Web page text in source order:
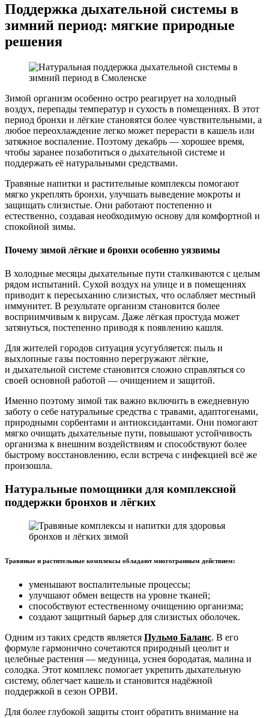
Поддержка дыхательной системы в
зимний период: мягкие природные
решения
Зимой организм особенно остро реагирует на холодный
воздух, перепады температур и сухость в помещениях. В этот
период бронхи и лёгкие становятся более чувствительными, а
любое переохлаждение легко может перерасти в кашель или
затяжное воспаление. Поэтому декабрь — хорошее время,
чтобы заранее позаботиться о дыхательной системе и
поддержать её натуральными средствами.
Травяные напитки и растительные комплексы помогают
мягко укреплять бронхи, улучшать выведение мокроты и
защищать слизистые. Они работают постепенно и
естественно, создавая необходимую основу для комфортной и
спокойной зимы.
Почему зимой лёгкие и бронхи особенно уязвимы
В холодные месяцы дыхательные пути сталкиваются с целым
рядом испытаний. Сухой воздух на улице и в помещениях
приводит к пересыханию слизистых, что ослабляет местный
иммунитет. В результате организм становится более
восприимчивым к вирусам. Даже лёгкая простуда может
затянуться, постепенно приводя к появлению кашля.
Для жителей городов ситуация усугубляется: пыль и
выхлопные газы постоянно перегружают лёгкие,
и дыхательной системе становится сложно справляться со
своей основной работой — очищением и защитой.
Именно поэтому зимой так важно включить в ежедневную
заботу о себе натуральные средства с травами, адаптогенами,
природными сорбентами и антиоксидантами. Они помогают
мягко очищать дыхательные пути, повышают устойчивость
организма к внешним воздействиям и способствуют более
быстрому восстановлению, если встреча с инфекцией всё же
произошла.
Натуральные помощники для комплексной
поддержки бронхов и лёгких
Травяные и растительные комплексы обладают многогранным действием:
уменьшают воспалительные процессы;
улучшают обмен веществ на уровне тканей;
способствуют естественному очищению организма;
создают защитный барьер для слизистых оболочек.
Одним из таких средств является Пульмо Баланс. В его
формуле гармонично сочетаются природный цеолит и
целебные растения — медуница, уснея бородатая, малина и
солодка. Этот комплекс помогает укрепить дыхательную
систему, облегчает кашель и становится надёжной
поддержкой в сезон ОРВИ.
Для более глубокой защиты стоит обратить внимание на